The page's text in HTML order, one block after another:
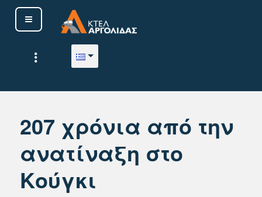
Μετάβαση
περιεχόμενο
ΚΤΕΛ ΑΡΓΟΛΙΔΑΣ Α. Ε.
207 χρόνια από την
ανατίναξη στο
Κούγκι